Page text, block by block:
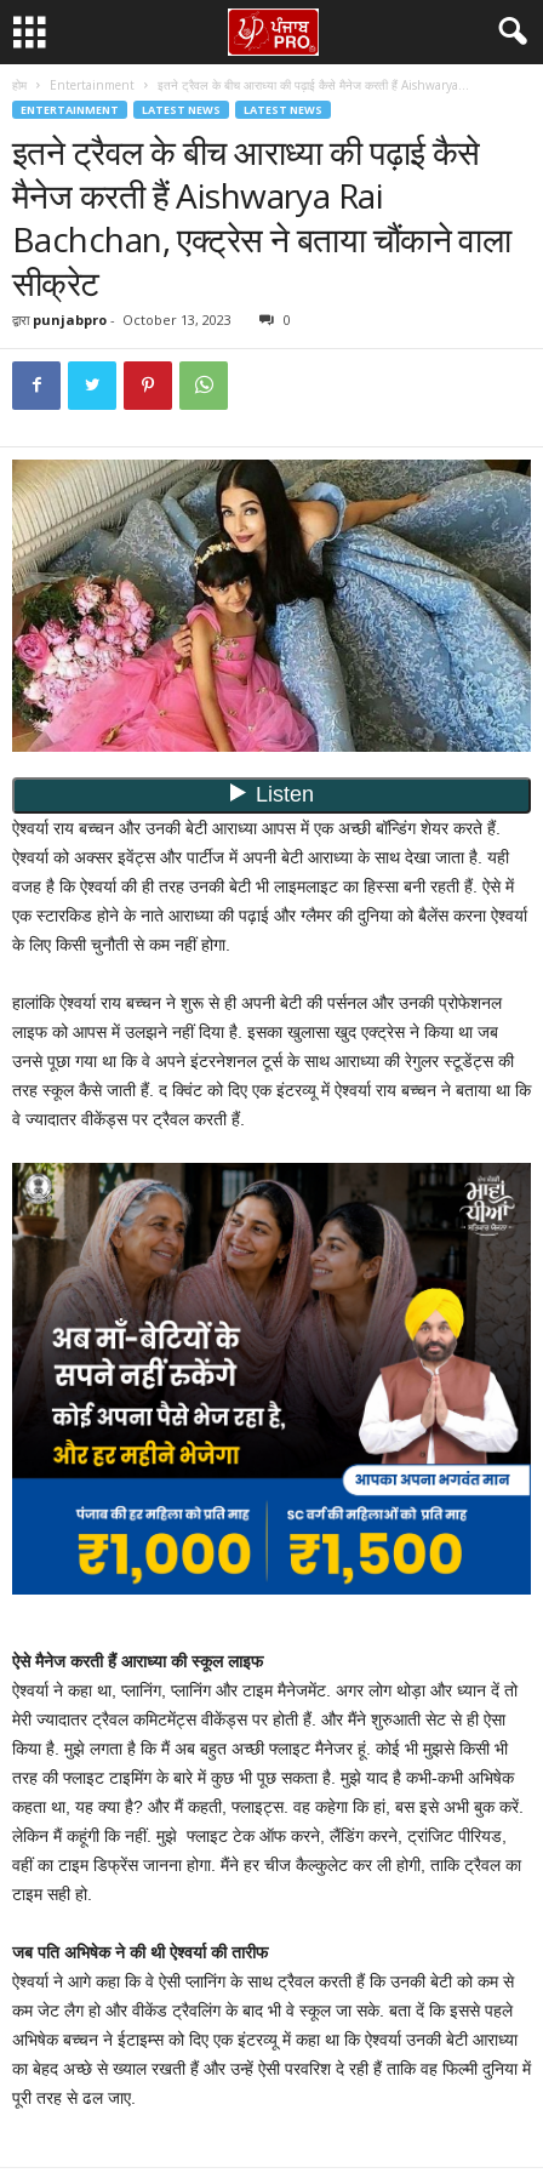
होम Entertainment इतने ट्रैवल के बीच आराध्या की पढ़ाई कैसे मैनेज करती हैं Aishwarya...
ENTERTAINMENT LATEST NEWS LATEST NEWS
इतने ट्रैवल के बीच आराध्या की पढ़ाई कैसे
मैनेज करती हैं Aishwarya Rai
Bachchan, एक्ट्रेस ने बताया चौंकाने वाला
सीक्रेट
द्वारा punjabpro - October 13, 2023 0
ऐश्वर्या राय बच्चन और उनकी बेटी आराध्या आपस में एक अच्छी बॉन्डिंग शेयर करते हैं.
ऐश्वर्या को अक्सर इवेंट्स और पार्टीज में अपनी बेटी आराध्या के साथ देखा जाता है. यही
वजह है कि ऐश्वर्या की ही तरह उनकी बेटी भी लाइमलाइट का हिस्सा बनी रहती हैं. ऐसे में
एक स्टारकिड होने के नाते आराध्या की पढ़ाई और ग्लैमर की दुनिया को बैलेंस करना ऐश्वर्या
के लिए किसी चुनौती से कम नहीं होगा.
हालांकि ऐश्वर्या राय बच्चन ने शुरू से ही अपनी बेटी की पर्सनल और उनकी प्रोफेशनल
लाइफ को आपस में उलझने नहीं दिया है. इसका खुलासा खुद एक्ट्रेस ने किया था जब
उनसे पूछा गया था कि वे अपने इंटरनेशनल टूर्स के साथ आराध्या की रेगुलर स्टूडेंट्स की
तरह स्कूल कैसे जाती हैं. द क्विंट को दिए एक इंटरव्यू में ऐश्वर्या राय बच्चन ने बताया था कि
वे ज्यादातर वीकेंड्स पर ट्रैवल करती हैं.
ऐसे मैनेज करती हैं आराध्या की स्कूल लाइफ
ऐश्वर्या ने कहा था, प्लानिंग, प्लानिंग और टाइम मैनेजमेंट. अगर लोग थोड़ा और ध्यान दें तो
मेरी ज्यादातर ट्रैवल कमिटमेंट्स वीकेंड्स पर होती हैं. और मैंने शुरुआती सेट से ही ऐसा
किया है. मुझे लगता है कि मैं अब बहुत अच्छी फ्लाइट मैनेजर हूं. कोई भी मुझसे किसी भी
तरह की फ्लाइट टाइमिंग के बारे में कुछ भी पूछ सकता है. मुझे याद है कभी-कभी अभिषेक
कहता था, यह क्या है? और मैं कहती, फ्लाइट्स. वह कहेगा कि हां, बस इसे अभी बुक करें.
लेकिन मैं कहूंगी कि नहीं. मुझे फ्लाइट टेक ऑफ करने, लैंडिंग करने, ट्रांजिट पीरियड,
वहीं का टाइम डिफ्रेंस जानना होगा. मैंने हर चीज कैल्कुलेट कर ली होगी, ताकि ट्रैवल का
टाइम सही हो.
जब पति अभिषेक ने की थी ऐश्वर्या की तारीफ
ऐश्वर्या ने आगे कहा कि वे ऐसी प्लानिंग के साथ ट्रैवल करती हैं कि उनकी बेटी को कम से
कम जेट लैग हो और वीकेंड ट्रैवलिंग के बाद भी वे स्कूल जा सके. बता दें कि इससे पहले
अभिषेक बच्चन ने ईटाइम्स को दिए एक इंटरव्यू में कहा था कि ऐश्वर्या उनकी बेटी आराध्या
का बेहद अच्छे से ख्याल रखती हैं और उन्हें ऐसी परवरिश दे रही हैं ताकि वह फिल्मी दुनिया में
पूरी तरह से ढल जाए.